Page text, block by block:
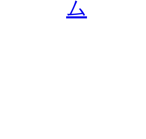
ム ご